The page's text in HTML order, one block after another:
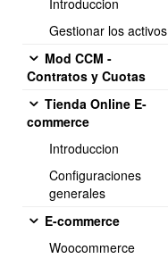
Introduccion
Gestionar los activos
Mod CCM -
Contratos y Cuotas
Tienda Online E-
commerce
Introduccion
Configuraciones
generales
E-commerce
Woocommerce